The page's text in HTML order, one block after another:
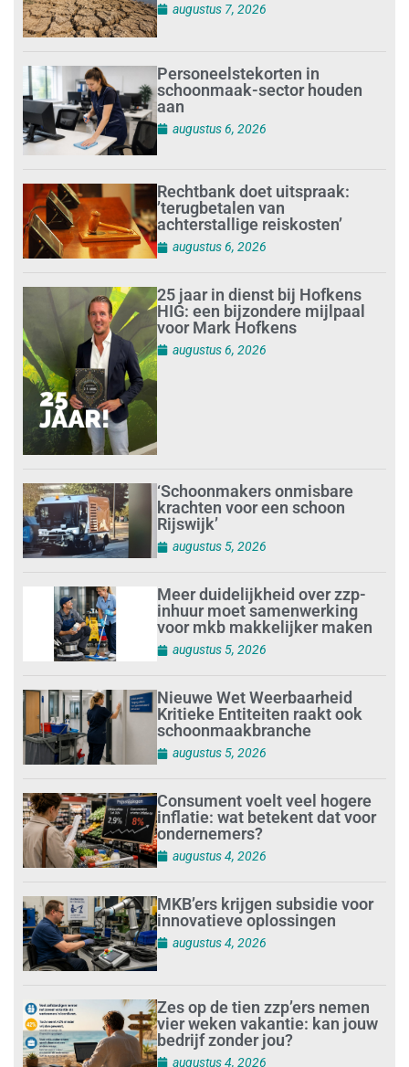
augustus 7, 2026
Personeelstekorten in
schoonmaak-sector houden
aan
augustus 6, 2026
Rechtbank doet uitspraak:
’terugbetalen van
achterstallige reiskosten’
augustus 6, 2026
25 jaar in dienst bij Hofkens
HIG: een bijzondere mijlpaal
voor Mark Hofkens
augustus 6, 2026
‘Schoonmakers onmisbare
krachten voor een schoon
Rijswijk’
augustus 5, 2026
Meer duidelijkheid over zzp-
inhuur moet samenwerking
voor mkb makkelijker maken
augustus 5, 2026
Nieuwe Wet Weerbaarheid
Kritieke Entiteiten raakt ook
schoonmaakbranche
augustus 5, 2026
Consument voelt veel hogere
inflatie: wat betekent dat voor
ondernemers?
augustus 4, 2026
MKB’ers krijgen subsidie voor
innovatieve oplossingen
augustus 4, 2026
Zes op de tien zzp’ers nemen
vier weken vakantie: kan jouw
bedrijf zonder jou?
augustus 4, 2026